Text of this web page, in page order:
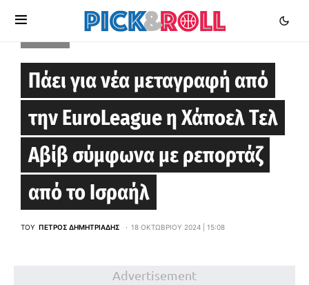
Πάει για νέα μεταγραφή από
την EuroLeague η Χάποελ Τελ
Αβίβ σύμφωνα με ρεπορτάζ
από το Ισραήλ
ΤΟΥ ΠΈΤΡΟΣ ΔΗΜΗΤΡΙΆΔΗΣ 18 ΟΚΤΩΒΡΊΟΥ 2024 | 15:08
Advertisement